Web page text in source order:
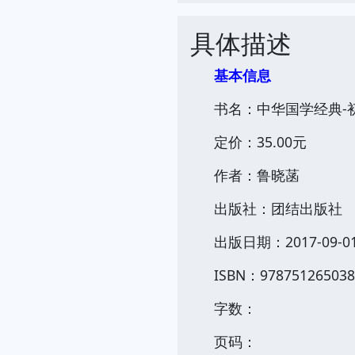
具体描述
基本信息
书名：中华国学经典-
定价：35.00元
作者：鲁晓菡
出版社：团结出版社
出版日期：2017-09-01
ISBN：
字数：
页码：